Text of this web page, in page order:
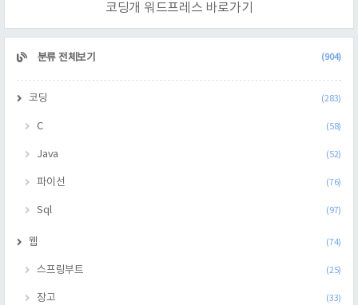
코딩개 워드프레스 바로가기
CATEGORY
분류 전체보기 (904)
코딩 (283)
C (58)
Java (52)
파이선 (76)
Sql (97)
웹 (74)
스프링부트 (25)
장고 (33)